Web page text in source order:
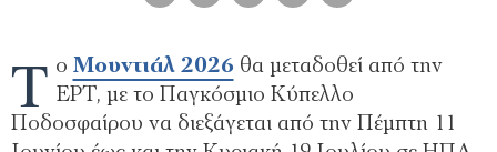
Τ ο Μουντιάλ 2026 θα μεταδοθεί από την
ΕΡΤ, με το Παγκόσμιο Κύπελλο
Ποδοσφαίρου να διεξάγεται από την Πέμπτη 11